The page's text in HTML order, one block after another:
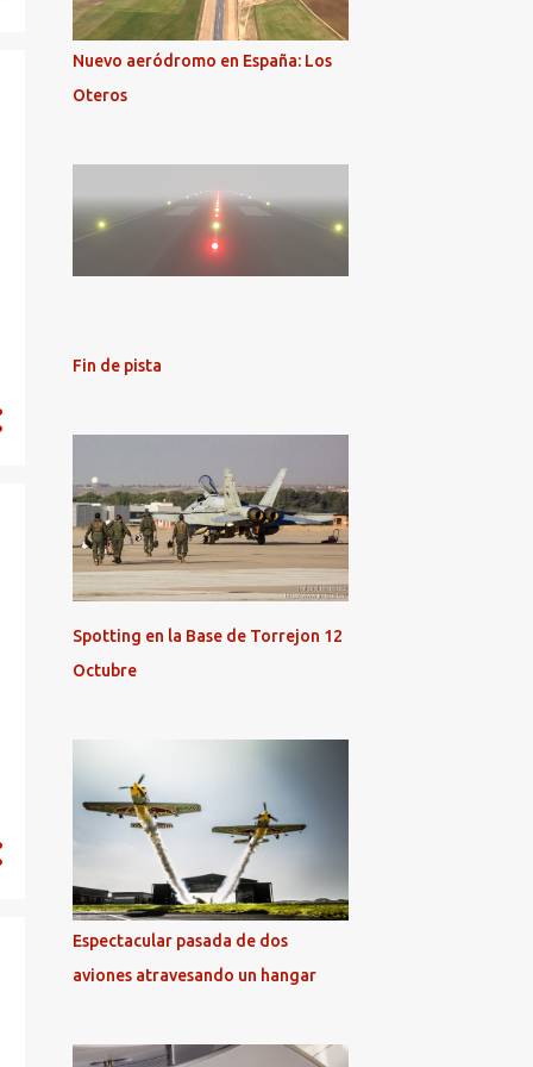
octubre 2015
1
junio 2015
4
mayo 2015
1
diciembre 2014
agosto 2014
3
julio 2014
7
junio 2014
7
mayo 2014
abril 2014
enero 2014
diciembre 2013
noviembre 2013
5
julio 2013
1
Nuevo aeródromo en España: Los
Oteros
Fin de pista
Spotting en la Base de Torrejon 12
Octubre
Espectacular pasada de dos
aviones atravesando un hangar